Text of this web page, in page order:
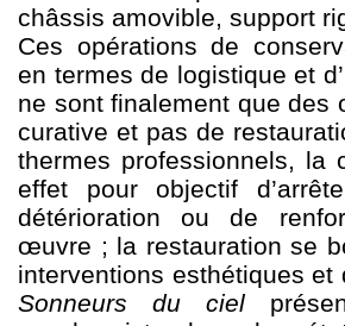
châssis amovible, support
Ces opérations de
en termes de logistique et
ne sont finalement que des
curative et pas de
thermes professionnels, la
effet pour objectif
détérioration ou de
œuvre ; la restauration se
interventions esthétiques
Sonneurs du ciel